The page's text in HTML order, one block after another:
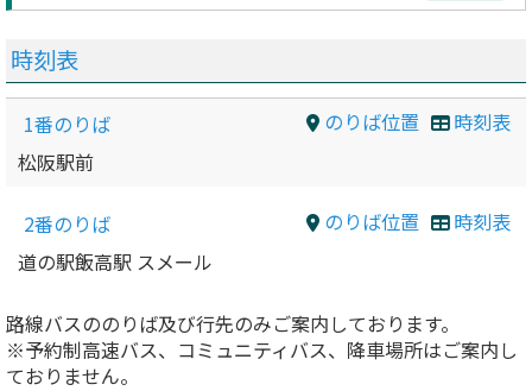
時刻表
のりば位置 時刻表
1番のりば
松阪駅前
のりば位置 時刻表
2番のりば
道の駅飯高駅 スメール
路線バスののりば及び行先のみご案内しております。
※予約制高速バス、コミュニティバス、降車場所はご案内し
ておりません。